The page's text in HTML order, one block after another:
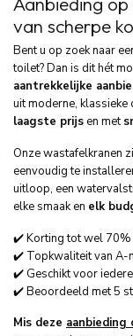
van scherpe
Bent u op zoek naar
toilet? Dan is dit hét
aantrekkelijke
uit moderne,
laagste prijsen met
Onze wastafelkranen
eenvoudig te
uitloop, een
elke smaak en elk
✔️ Korting tot wel 70%
✔️ Topkwaliteit van A-
✔️ Geschikt voor
✔️ Beoordeeld met 5
Mis deze aanbieding